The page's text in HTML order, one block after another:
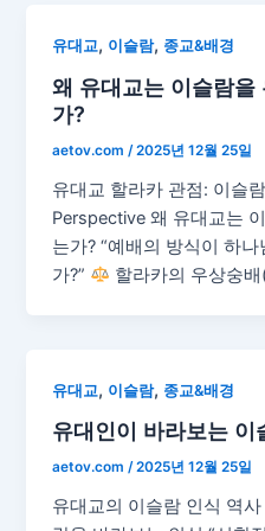
유대교, 이슬람, 종교&배경
왜 유대교는 이슬람을
가?
aetov.com/2025년 12월 25일
유대교 할라카 관점: 이슬
Perspective 왜 유대교는
는가? “예배의 방식이 하
가?”
할라카의 우상숭
유대교, 이슬람, 종교&배경
유대인이 바라보는 이
aetov.com/2025년 12월 25일
유대교의 이슬람 인식 역